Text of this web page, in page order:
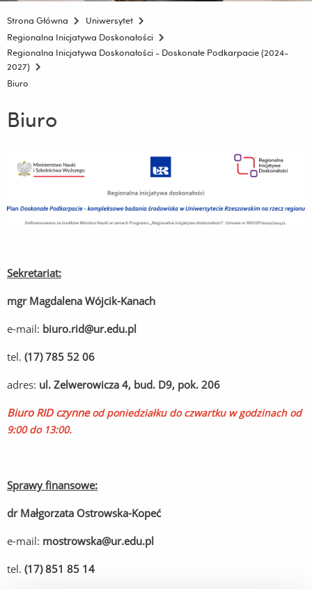
Strona Główna
Uniwersytet
Regionalna Inicjatywa Doskonałości
Regionalna Inicjatywa Doskonałości - Doskonałe Podkarpacie (2024-
2027)
Biuro
Biuro
Sekretariat:
mgr Magdalena Wójcik-Kanach
e-mail: biuro.rid@ur.edu.pl
tel. (17) 785 52 06
adres: ul. Zelwerowicza 4, bud. D9, pok. 206
Biuro RID czynneod poniedziałku do czwartku w godzinach od
9:00 do 13:00.
Sprawy finansowe:
dr Małgorzata Ostrowska-Kopeć
e-mail: mostrowska@ur.edu.pl
tel. (17) 851 85 14